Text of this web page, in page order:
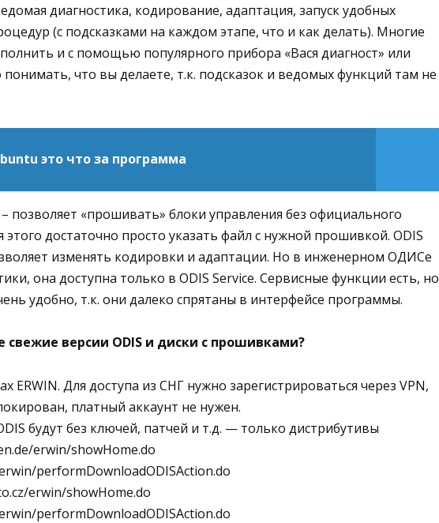
диагностика, кодирование, адаптация, запуск удобных
(с подсказками на каждом этапе, что и как делать). Многие
и с помощью популярного прибора «Вася диагност» или
понимать, что вы делаете, т.к. подсказок и ведомых функций там не
это что за программа
– позволяет «прошивать» блоки управления без официального
этого достаточно просто указать файл с нужной прошивкой. ODIS
изменять кодировки и адаптации. Но в инженерном ОДИСе
она доступна только в ODIS Service. Сервисные функции есть, но
удобно, т.к. они далеко спрятаны в интерфейсе программы.
свежие версии ODIS и диски с прошивками?
ERWIN. Для доступа из СНГ нужно зарегистрироваться через VPN,
платный аккаунт не нужен.
будут без ключей, патчей и т.д. — только дистрибутивы
erwin/showHome.do
performDownloadODISAction.do
erwin/showHome.do
performDownloadODISAction.do